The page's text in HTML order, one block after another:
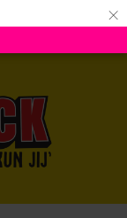
×